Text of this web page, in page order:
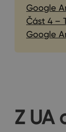
Google
Část 4 –
Google
Z UA